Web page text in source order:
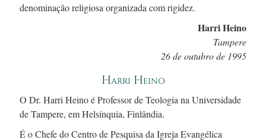
denominação religiosa organizada com rigidez.
Harri Heino
Tampere
26 de outubro de 1995
Harri Heino
O Dr. Harri Heino é Professor de Teologia na Universidade
de Tampere, em Helsínquia, Finlândia.
É o Chefe do Centro de Pesquisa da Igreja Evangélica